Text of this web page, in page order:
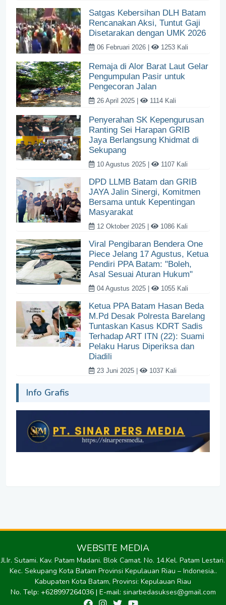
Satgas Kebersihan DLH Batam
Rencanakan Aksi, Tuntut Gaji
Disetarakan dengan UMK 2026
06 Februari 2026 | 1253 Kali
Remaja di Alor Barat Laut Gelar
Pengumpulan Pasir untuk
Pengecoran Jalan
26 April 2025 | 1114 Kali
Penyerahan SK Kepengurusan
Ranting Sei Harapan GRIB
Jaya Berlangsung Khidmat di
Sekupang
10 Agustus 2025 | 1107 Kali
DPD LLMB Batam dan GRIB
JAYA Jalin Sinergi, Komitmen
Bersama untuk Kepentingan
Masyarakat
12 Oktober 2025 | 1086 Kali
Viral Pengibaran Bendera One
Piece Jelang 17 Agustus, Ketua
Pendiri PPA Batam: "Boleh,
Asal Sesuai Aturan Hukum"
04 Agustus 2025 | 1055 Kali
Ketua PPA Batam Hasan Beda
M.Pd Desak Polresta Barelang
Tuntaskan Kasus KDRT Sadis
Terhadap ART ITN (22): Suami
Pelaku Harus Diperiksa dan
Diadili
23 Juni 2025 | 1037 Kali
Info Grafis